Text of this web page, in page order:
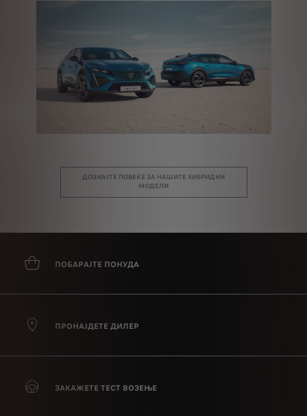
ДОЗНАЈТЕ ПОВЕЌЕ ЗА НАШИТЕ ХИБРИДНИ
МОДЕЛИ
ПОБАРАЈТЕ ПОНУДА
ПРОНАЈДЕТЕ ДИЛЕР
ЗАКАЖЕТЕ ТЕСТ ВОЗЕЊЕ